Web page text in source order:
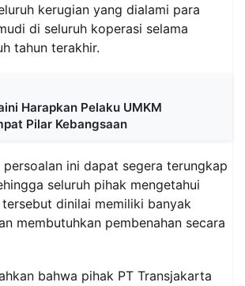
kerugian yang dialami para
di seluruh koperasi selama
tahun terakhir.
Harapkan Pelaku UMKM
Pilar Kebangsaan
ini dapat segera terungkap
seluruh pihak mengetahui
dinilai memiliki banyak
membutuhkan pembenahan secara
bahwa pihak PT Transjakarta